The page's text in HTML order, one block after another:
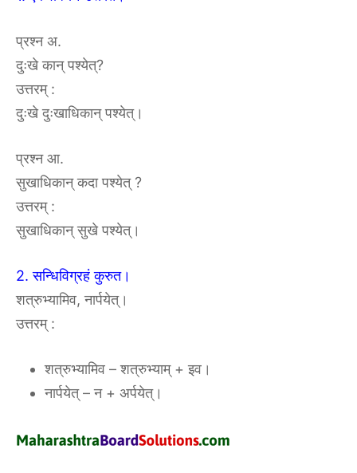
प्रश्न अ.
दुःखे कान् पश्येत्?
उत्तरम् :
दुःखे दुःखाधिकान् पश्येत्।
प्रश्न आ.
सुखाधिकान् कदा पश्येत् ?
उत्तरम् :
सुखाधिकान् सुखे पश्येत्।
2. सन्धिविग्रहं कुरुत।
शत्रुभ्यामिव, नार्पयेत्।
उत्तरम् :
शत्रुभ्यामिव – शत्रुभ्याम् + इव।
नार्पयेत् – न + अर्पयेत्।